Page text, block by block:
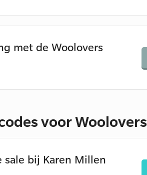
met de Woolovers
voor Woolovers
sale bij Karen Millen